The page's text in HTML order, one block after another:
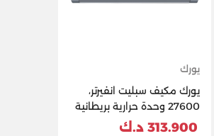
يورك
يورك مكيف سبليت انفيرتر،
27600 وحدة حرارية بريطانية
- YHJE30XEWAHN-R3
313.900 د.ك